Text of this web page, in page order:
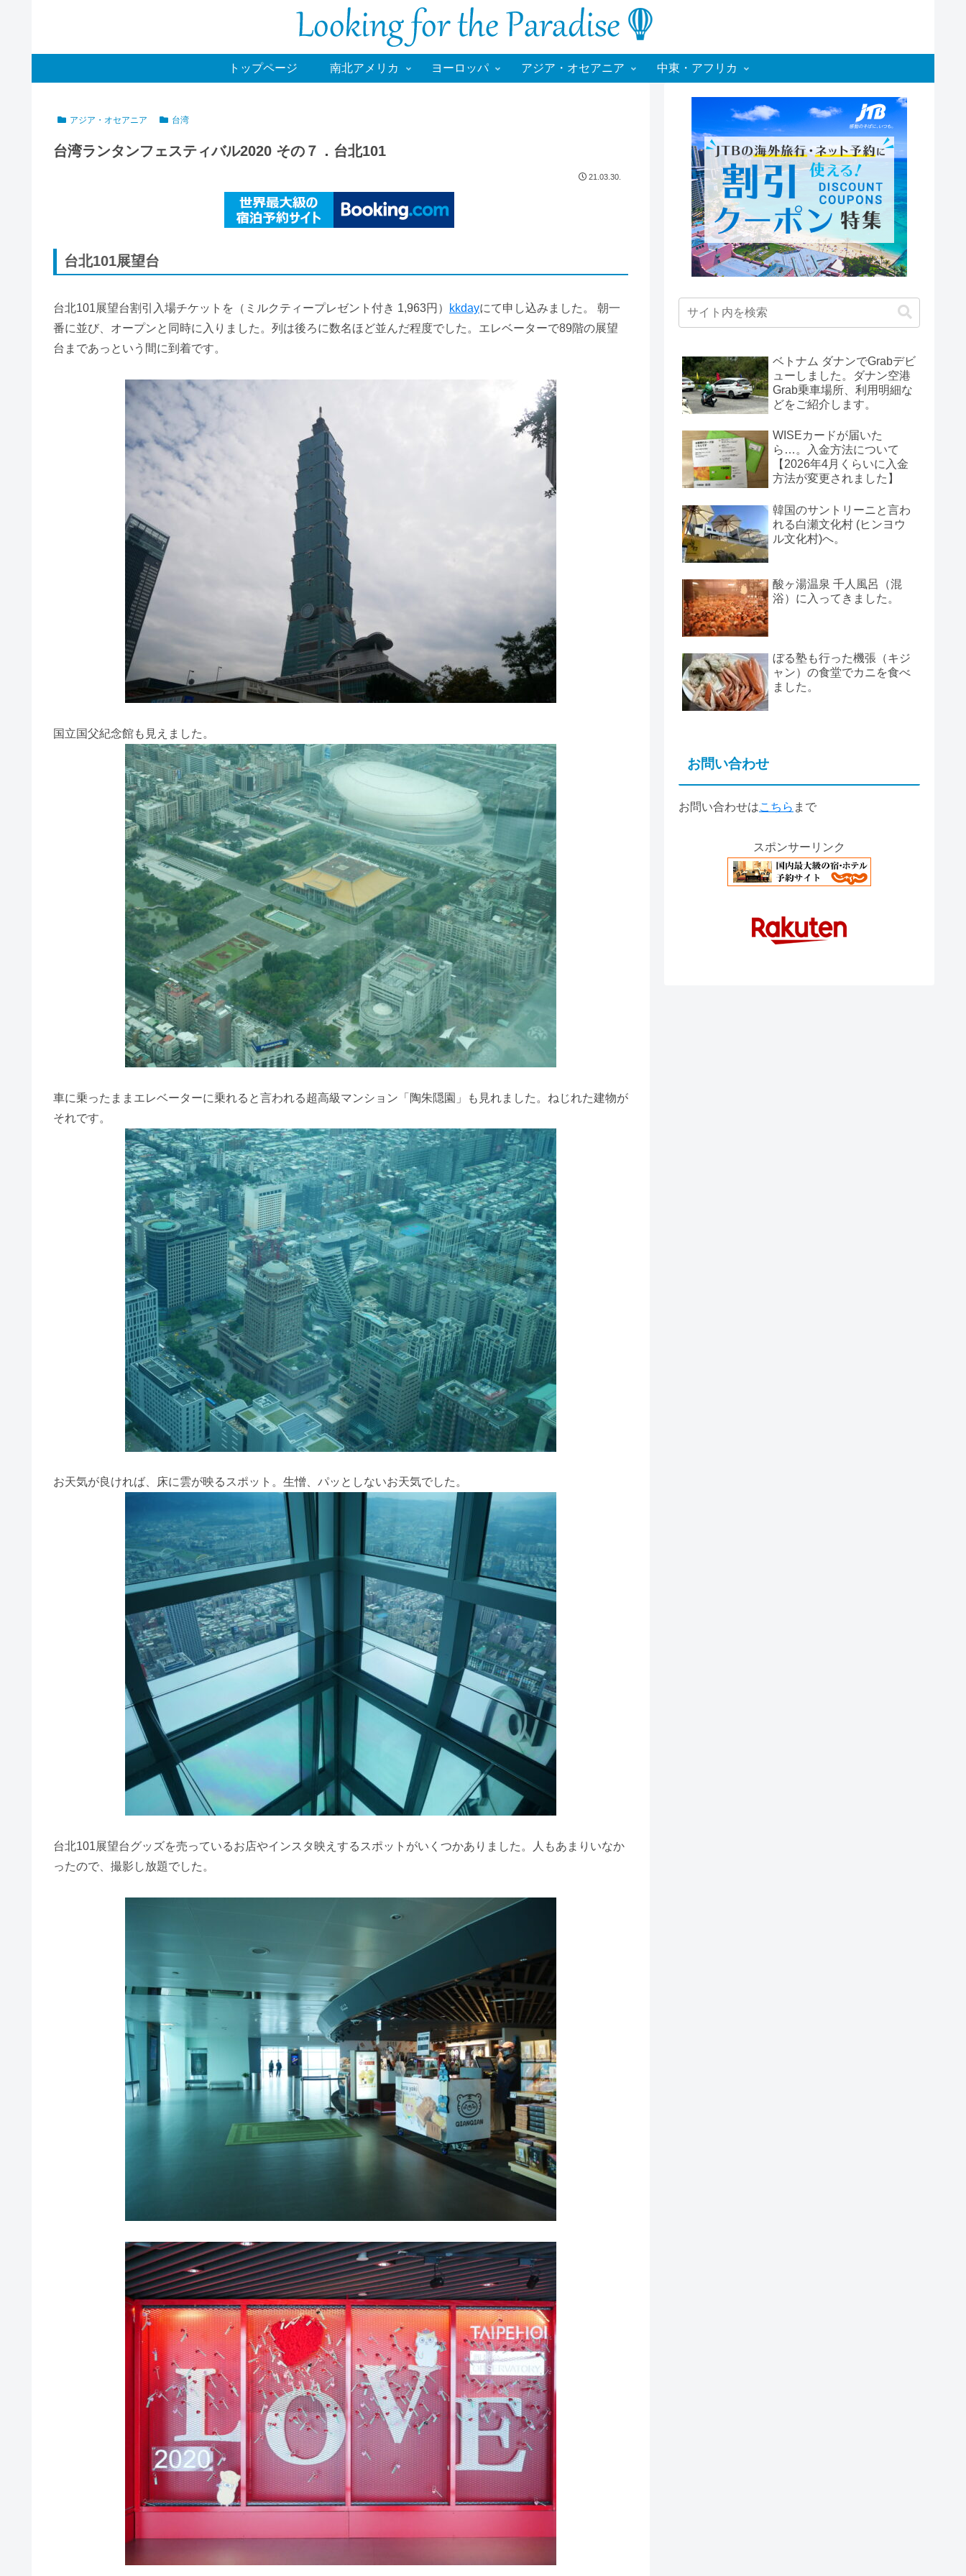
トップページ 南北アメリカ ヨーロッパ アジア・オセアニア 中東・アフリカ
アジア・オセアニア 台湾
台湾ランタンフェスティバル2020 その７．台北101
21.03.30.
台北101展望台
台北101展望台割引入場チケットを（ミルクティープレゼント付き 1,963円） kkdayにて申し込みました。 朝一
番に並び、オープンと同時に入りました。列は後ろに数名ほど並んだ程度でした。エレベーターで89階の展望
台まであっという間に到着です。
国立国父紀念館も見えました。
車に乗ったままエレベーターに乗れると言われる超高級マンション「陶朱隠園」も見れました。ねじれた建物が
それです。
お天気が良ければ、床に雲が映るスポット。生憎、パッとしないお天気でした。
台北101展望台グッズを売っているお店やインスタ映えするスポットがいくつかありました。人もあまりいなか
ったので、撮影し放題でした。
ベトナム ダナンでGrabデビ
ューしました。ダナン空港
Grab乗車場所、利用明細な
どをご紹介します。
WISEカードが届いた
ら…。入金方法について
【2026年4月くらいに入金
方法が変更されました】
韓国のサントリーニと言わ
れる白瀬文化村 (ヒンヨウ
ル文化村)へ。
酸ヶ湯温泉 千人風呂（混
浴）に入ってきました。
ぼる塾も行った機張（キジ
ャン）の食堂でカニを食べ
ました。
お問い合わせ
お問い合わせはこちら まで
スポンサーリンク